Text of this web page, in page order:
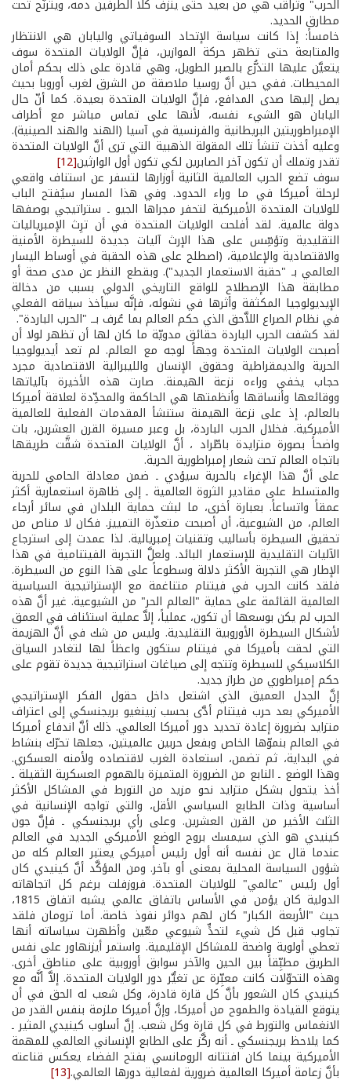
الحرب" وتراقب هي من بعيد حتى ينزف كلا الطرفين دمه، ويترنَّح تحت
مطارق الحديد.
خامساً: إذا كانت سياسة الإتحاد السوفياتي واليابان هي الانتظار
والمتابعة حتى تظهر حركة الموازين، فإنَّ الولايات المتحدة سوف
يتعيَّن عليها التذرُّع بالصبر الطويل، وهي قادرة على ذلك بحكم أمان
المحيطات. ففي حين أنَّ روسيا ملاصقة من الشرق لغرب أوروبا بحيث
يصل إليها صدى المدافع، فإنَّ الولايات المتحدة بعيدة. كما أنّ حال
اليابان هو الشيء نفسه، لأنها على تماس مباشر مع أطراف
الإمبراطوريتين البريطانية والفرنسية في آسيا (الهند والهند الصينية).
وعليه أخذت تنشأ تلك المقولة الذهبية التي ترى أنَّ الولايات المتحدة
تقدر وتملك أن تكون آخر الصابرين لكي تكون أول الوارثين[12]
سوف تضع الحرب العالمية الثانية أوزارها لتسفر عن استناف واقعي
لرحلة أميركا في ما وراء الحدود. وفي هذا المسار سيُفتح الباب
للولايات المتحدة الأميركية لتحفر مجراها الجيو ـ ستراتيجي بوصفها
دولة عالمية. لقد أفلحت الولايات المتحدة في أن ترِث الإمبرياليات
التقليدية وتؤسِّس على هذا الإرث آليات جديدة للسيطرة الأمنية
والاقتصادية والإعلامية، (اصطلح على هذه الحقبة في أوساط اليسار
العالمي بـ "حقبة الاستعمار الجديد"). وبقطع النظر عن مدى صحة أو
مطابقة هذا الإصطلاح للواقع التاريخي الدولي بسبب من دخالة
الإيديولوجيا المكثفة وأثرها في نشوئه، فإنَّه سيأخذ سياقه الفعلي
في نظام الصراع اللاَّحق الذي حكم العالم بما عُرف بــ "الحرب الباردة".
لقد كشفت الحرب الباردة حقائق مدويّة ما كان لها أن تظهر لولا أن
أصبحت الولايات المتحدة وجهاً لوجه مع العالم. لم تعد أيديولوجيا
الحرية والديمقراطية وحقوق الإنسان والليبرالية الاقتصادية مجرد
حجاب يخفي وراءه نزعة الهيمنة. صارت هذه الأخيرة بآلياتها
ووقائعها وأنساقها وأنظمتها هي الحاكمة والمحدِّدة لعلاقة أميركا
بالعالم، إذ على نزعة الهيمنة ستنشأ المقدمات الفعلية للعالمية
الأميركية. فخلال الحرب الباردة، بل وعبر مسيرة القرن العشرين، بات
واضحاً بصورة متزايدة باطّراد ، أنَّ الولايات المتحدة شقَّت طريقها
باتجاه العالم تحت شعار إمبراطورية الحرية.
على أنَّ هذا الإغراء بالحرية سيؤدي ـ ضمن معادلة الحامي للحرية
والمتسلط على مقادير الثروة العالمية ـ إلى ظاهرة استعمارية أكثر
عمقاً واتساعاً. بعبارة أخرى، ما لبثت حماية البلدان في سائر أرجاء
العالم، من الشيوعية، أن أصبحت متعذّرة التمييز. فكان لا مناص من
تحقيق السيطرة بأساليب وتقنيات إمبريالية. لذا عمدت إلى استرجاع
الآليات التقليدية للإستعمار البائد. ولعلَّ التجربة الفيتنامية في هذا
الإطار هي التجربة الأكثر دلالة وسطوعاً على هذا النوع من السيطرة.
فلقد كانت الحرب في فيتنام متناغمة مع الإستراتيجية السياسية
العالمية القائمة على حماية "العالم الحر" من الشيوعية. غير أنَّ هذه
الحرب لم يكن بوسعها أن تكون، عملياً، إلاَّ عملية استئناف في العمق
لأشكال السيطرة الأوروبية التقليدية. وليس من شك في أنَّ الهزيمة
التي لحقت بأميركا في فيتنام ستكون واعظاً لها لتغادر السياق
الكلاسيكي للسيطرة وتتجه إلى صياغات استراتيجية جديدة تقوم على
حكم إمبراطوري من طراز جديد.
إنَّ الجدل العميق الذي اشتعل داخل حقول الفكر الإستراتيجي
الأميركي بعد حرب فيتنام أدَّى بحسب زبينغيو بريجنسكي إلى اعتراف
متزايد بضرورة إعادة تحديد دور أميركا العالمي. ذلك أنَّ اندفاع أميركا
في العالم بنموّها الخاص وبفعل حربين عالميتين، جعلها تحرّك بنشاط
في البداية، ثم تضمن، استعادة الغرب لاقتصاده ولأمنه العسكري.
وهذا الوضع ـ النابع من الضرورة المتميزة بالهموم العسكرية الثقيلة ـ
أخذ يتحول بشكل متزايد نحو مزيد من التورط في المشاكل الأكثر
أساسية وذات الطابع السياسي الأقل، والتي تواجه الإنسانية في
الثلث الأخير من القرن العشرين. وعلى رأي بريجنسكي ـ فإنَّ جون
كينيدي هو الذي سيمسك بروح الوضع الأميركي الجديد في العالم
عندما قال عن نفسه أنه أول رئيس أميركي يعتبر العالم كله من
شؤون السياسة المحلية بمعنى أو بآخر. ومن المؤكَّد أنَّ كينيدي كان
أول رئيس "عالمي" للولايات المتحدة. فروزفلت برغم كل اتجاهاته
الدولية كان يؤمن في الأساس باتفاق عالمي يشبه اتفاق 1815،
حيث "الأربعة الكبار" كان لهم دوائر نفوذ خاصة. أما ترومان فلقد
تجاوب قبل كل شيء لتحدٍّ شيوعي معّين وأظهرت سياساته أنها
تعطي أولوية واضحة للمشاكل الإقليمية. واستمر أيزنهاور على نفس
الطريق مطبِّقاً بين الحين والآخر سوابق أوروبية على مناطق أخرى.
وهذه التحوّلات كانت معبِّرة عن تغيُّر دور الولايات المتحدة. إلاَّ أنَّه مع
كينيدي كان الشعور بأنَّ كل قارة قادرة، وكل شعب له الحق في أن
يتوقع القيادة والطموح من أميركا، وإنَّ أميركا ملزمة بنفس القدر من
الانغماس والتورط في كل قارة وكل شعب. إنَّ أسلوب كينيدي المثير ـ
كما يلاحظ بريجنسكي ـ أنه ركَّز على الطابع الإنساني العالمي للمهمة
الأميركية بينما كان افتتانه الرومانسي بفتح الفضاء يعكس قناعته
بأنَّ زعامة أميركا العالمية ضرورية لفعالية دورها العالمي.[13]